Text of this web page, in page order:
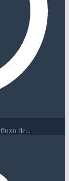
fluxo de…